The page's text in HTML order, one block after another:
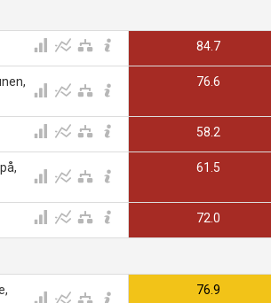
84.7
76.6
58.2
61.5
72.0
76.9